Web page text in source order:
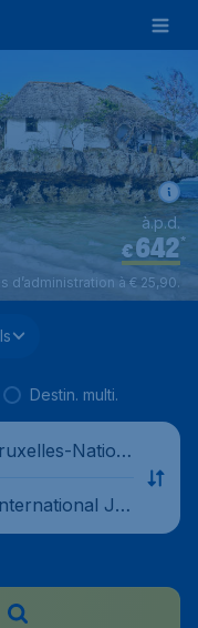
€642*
à.p.d.
à € 25,90.
Destin. multi.
Nation
Juli